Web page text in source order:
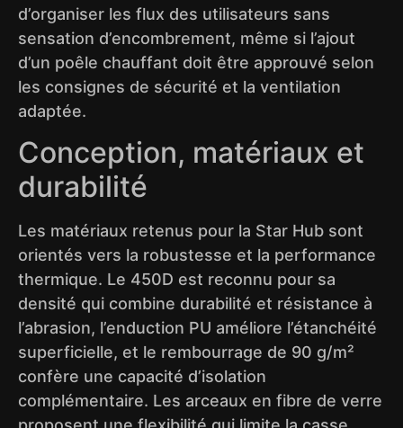
d’organiser les flux des utilisateurs sans
sensation d’encombrement, même si l’ajout
d’un poêle chauffant doit être approuvé selon
les consignes de sécurité et la ventilation
adaptée.
Conception, matériaux et
durabilité
Les matériaux retenus pour la Star Hub sont
orientés vers la robustesse et la performance
thermique. Le 450D est reconnu pour sa
densité qui combine durabilité et résistance à
l’abrasion, l’enduction PU améliore l’étanchéité
superficielle, et le rembourrage de 90 g/m²
confère une capacité d’isolation
complémentaire. Les arceaux en fibre de verre